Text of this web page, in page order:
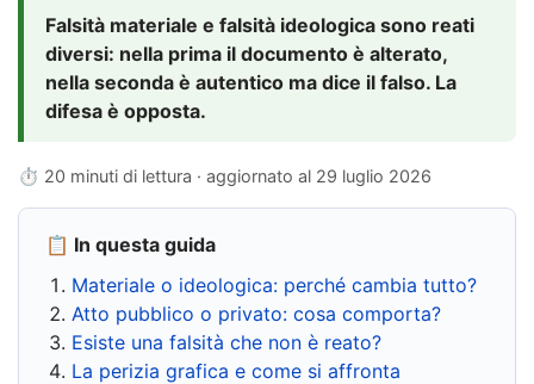
Falsità materiale e falsità ideologica sono reati
diversi: nella prima il documento è alterato,
nella seconda è autentico ma dice il falso. La
difesa è opposta.
⏱ 20 minuti di lettura · aggiornato al 29 luglio 2026
📋 In questa guida
Materiale o ideologica: perché cambia tutto?
Atto pubblico o privato: cosa comporta?
Esiste una falsità che non è reato?
La perizia grafica e come si affronta